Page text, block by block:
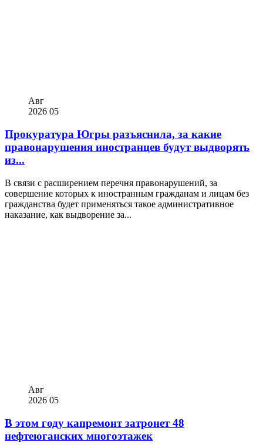
Авг
2026 05
Прокуратура Югры разъяснила, за какие
правонарушения иностранцев будут выдворять
из...
В связи с расширением перечня правонарушений, за
совершение которых к иностранным гражданам и лицам без
гражданства будет применяться такое административное
наказание, как выдворение за...
Авг
2026 05
В этом году капремонт затронет 48
нефтеюганских многоэтажек